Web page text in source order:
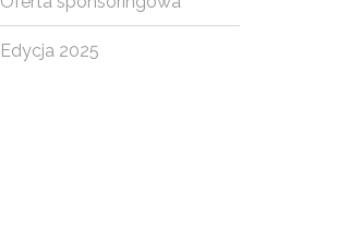
Edycja 2025